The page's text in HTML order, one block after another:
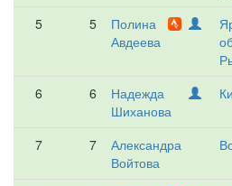
5 5
Полина
Авдеева
6 6
Надежда
Шиханова
7 7
Александра
Войтова